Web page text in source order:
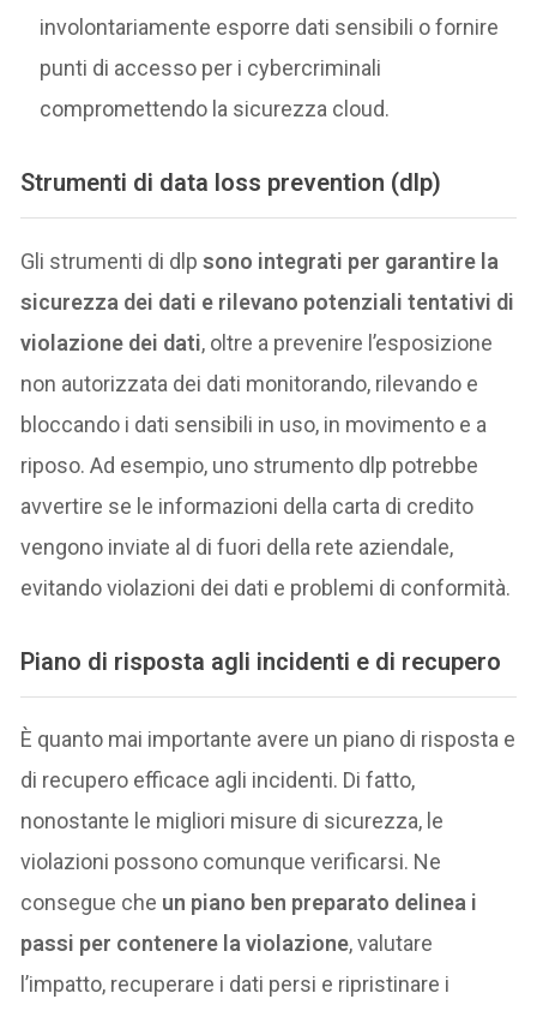
involontariamente esporre dati sensibili o fornire
punti di accesso per i cybercriminali
compromettendo la sicurezza cloud.
Strumenti di data loss prevention (dlp)
Gli strumenti di dlpsono integrati per garantire la
sicurezza dei dati e rilevano potenziali tentativi di
violazione dei dati, oltre a prevenire l’esposizione
non autorizzata dei dati monitorando, rilevando e
bloccando i dati sensibili in uso, in movimento e a
riposo. Ad esempio, uno strumento dlp potrebbe
avvertire se le informazioni della carta di credito
vengono inviate al di fuori della rete aziendale,
evitando violazioni dei dati e problemi di conformità.
Piano di risposta agli incidenti e di recupero
È quanto mai importante avere un piano di risposta e
di recupero efficace agli incidenti. Di fatto,
nonostante le migliori misure di sicurezza, le
violazioni possono comunque verificarsi. Ne
consegue che un piano ben preparato delinea i
passi per contenere la violazione, valutare
l’impatto, recuperare i dati persi e ripristinare i